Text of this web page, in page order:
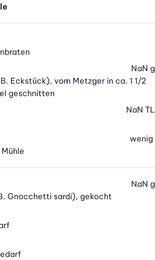
Eckstück), vom Metzger in ca. 1 1/2
geschnitten
NaN g
NaN TL
wenig
Gnocchetti sardi), gekocht
NaN g